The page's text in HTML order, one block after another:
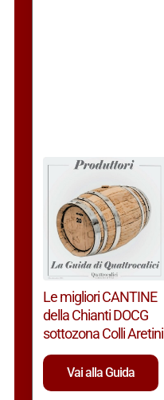
Le migliori CANTINE
della Chianti DOCG
sottozona Colli Aretini
Vai alla Guida